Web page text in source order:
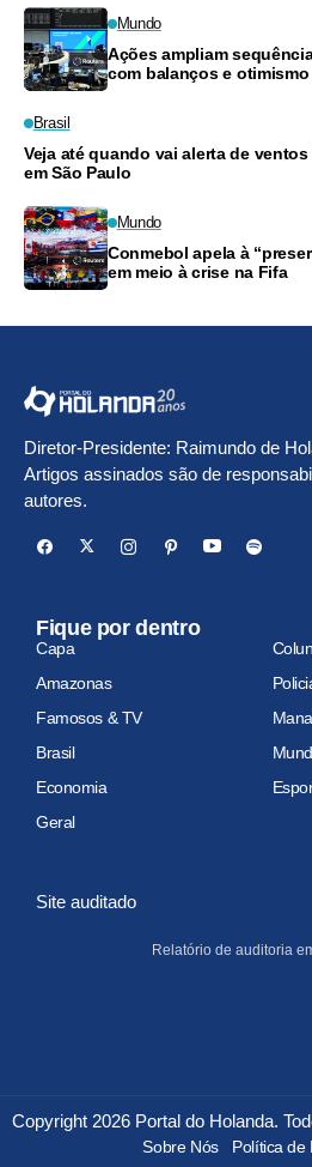
Mundo
Ações ampliam
com balanços e
Brasil
Veja até quando vai alerta de
em São Paulo
Mundo
Conmebol apela à
em meio à crise na Fifa
Diretor-Presidente: Raimundo de
Artigos assinados são de
autores.
Fique por dentro
Capa
Amazonas
Famosos & TV
Brasil
Economia
Geral
Site auditado
Relatório de auditoria
Copyright 2026 Portal do Holanda.
Sobre Nós Política de